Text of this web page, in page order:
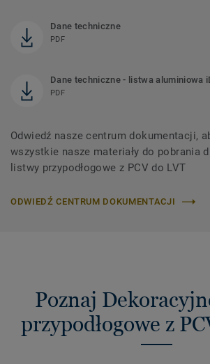
Dane techniczne
PDF
Dane techniczne - listwa aluminiowa
PDF
Odwiedź nasze centrum dokumentacji,
wszystkie nasze materiały do ​​pobrania
listwy przypodłogowe z PCV do LVT
ODWIEDŹ CENTRUM DOKUMENTACJI
Poznaj
przypodłogowe z